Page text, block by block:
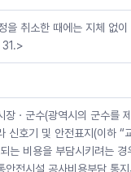
을 취소한 때에는 지체 없이
31.>
ㆍ군수(광역시의 군수를
신호기 및 안전표지(이하 “
는 비용을 부담시키려는 경
전시설 공사비용부담 통